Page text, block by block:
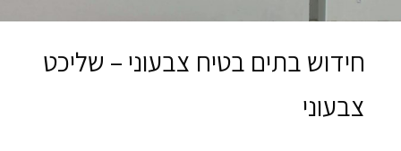
חידוש בתים בטיח צבעוני – שליכט
צבעוני